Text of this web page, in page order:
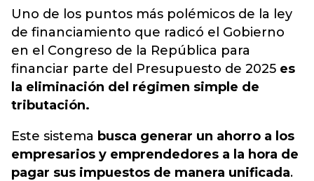
Uno de los puntos más polémicos de la ley
de financiamiento que radicó el Gobierno
en el Congreso de la República para
financiar parte del Presupuesto de 2025 es
la eliminación del régimen simple de
tributación.
Este sistema busca generar un ahorro a los
empresarios y emprendedores a la hora de
pagar sus impuestos de manera unificada.